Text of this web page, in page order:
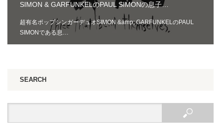
SIMON & GARFUNKELのPAUL SIMONの息子…
超有名ポップシンガーデュオSIMON &amp; GARFUNKELのPAUL
SIMONである息…
SEARCH